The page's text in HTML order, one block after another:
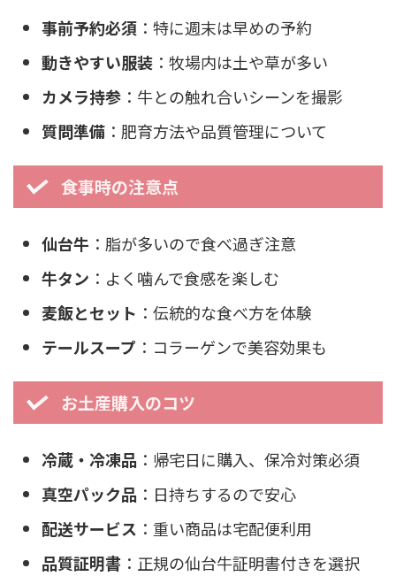
事前予約必須 ：特に週末は早めの予約
動きやすい服装 ：牧場内は土や草が多い
カメラ持参 ：牛との触れ合いシーンを撮影
質問準備 ：肥育方法や品質管理について
食事時の注意点
仙台牛 ：脂が多いので食べ過ぎ注意
牛タン ：よく噛んで食感を楽しむ
麦飯とセット ：伝統的な食べ方を体験
テールスープ ：コラーゲンで美容効果も
お土産購入のコツ
冷蔵・冷凍品 ：帰宅日に購入、保冷対策必須
真空パック品 ：日持ちするので安心
配送サービス ：重い商品は宅配便利用
品質証明書 ：正規の仙台牛証明書付きを選択